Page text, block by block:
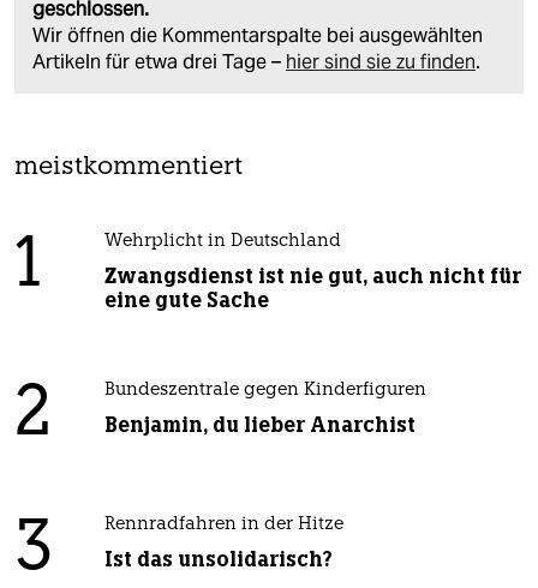
geschlossen.
Wir öffnen die Kommentarspalte bei ausgewählten
Artikeln für etwa drei Tage – hier sind sie zu finden.
meistkommentiert
1 Wehrplicht in Deutschland
Zwangsdienst ist nie gut, auch nicht für
eine gute Sache
2 Bundeszentrale gegen Kinderfiguren
Benjamin, du lieber Anarchist
3 Rennradfahren in der Hitze
Ist das unsolidarisch?